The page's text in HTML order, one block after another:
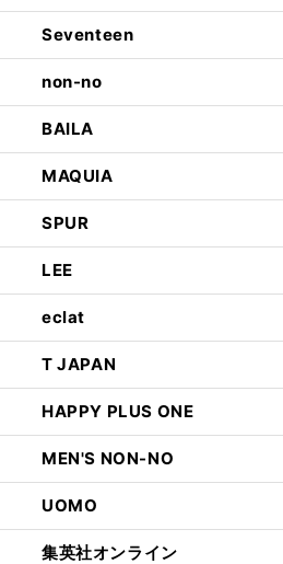
Seventeen
non-no
BAILA
MAQUIA
SPUR
LEE
eclat
T JAPAN
HAPPY PLUS ONE
MEN'S NON-NO
UOMO
集英社オンライン